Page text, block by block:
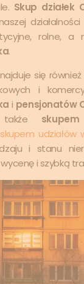
Skup działek
rolne, a
.
się również
i
i pensjonatów
także
skupem udziałów
i stanu
i szybką